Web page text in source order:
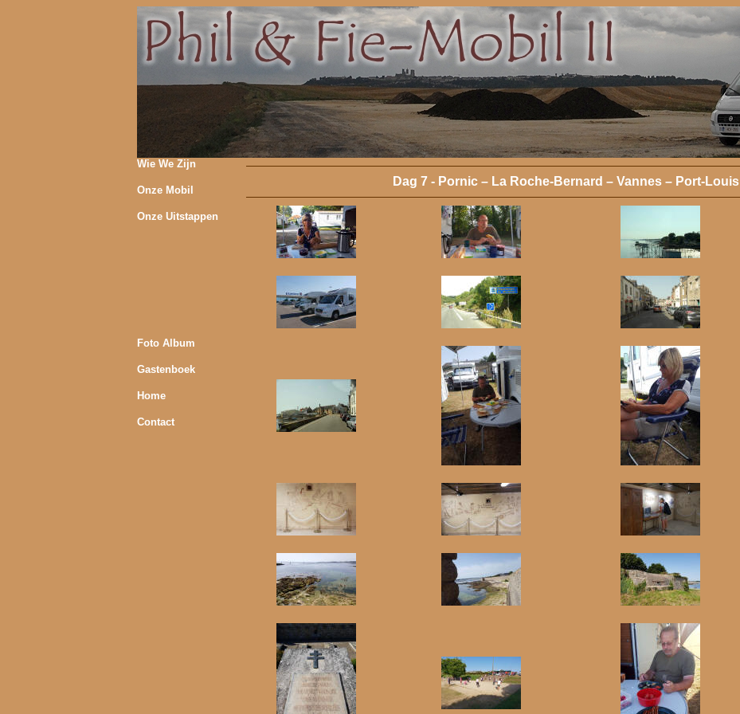
Wie We Zijn
Onze Mobil
Onze Uitstappen
Foto Album
Gastenboek
Home
Contact
Dag 7 - Pornic – La Roche-Bernard – Vannes – Port-Louis